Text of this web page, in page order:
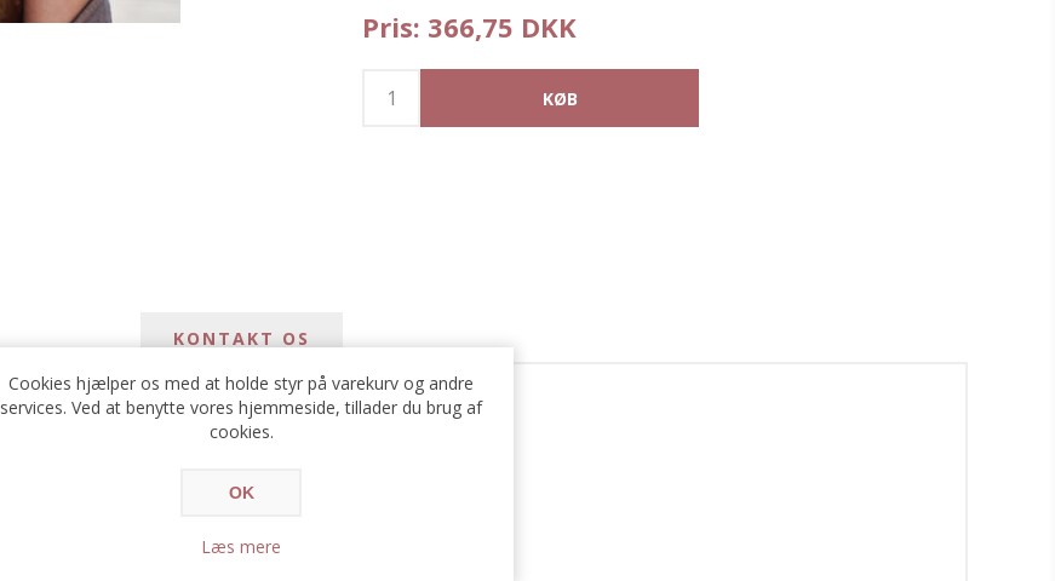
Pris: 366,75 DKK
KONTAKT OS
Cookies hjælper os med at holde styr på varekurv og andre
services. Ved at benytte vores hjemmeside, tillader du brug af
cookies.
OK
Læs mere